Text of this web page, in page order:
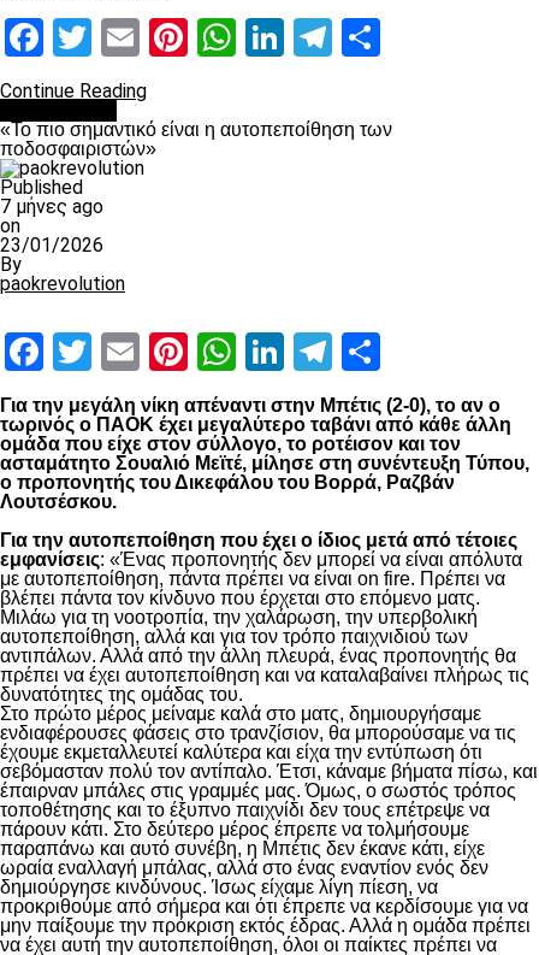
Facebook
Twitter
EmailPinterest
WhatsApp
LinkedIn
Telegram
Continue Reading
«Το πιο σημαντικό είναι η αυτοπεποίθηση των
ποδοσφαιριστών»
Published
7 μήνες ago
on
23/01/2026
By
paokrevolution
Facebook
Twitter
EmailPinterest
WhatsApp
LinkedIn
Telegram
Για την μεγάλη νίκη απέναντι στην Μπέτις (2-0), το αν ο
τωρινός ο ΠΑΟΚ έχει μεγαλύτερο ταβάνι από κάθε άλλη
ομάδα που είχε στον σύλλογο, το ροτέισον και τον
ασταμάτητο Σουαλιό Μεϊτέ, μίλησε στη συνέντευξη Τύπου,
ο προπονητής του Δικεφάλου του Βορρά, Ραζβάν
Λουτσέσκου.
Για την αυτοπεποίθηση που έχει ο ίδιος μετά από τέτοιες
εμφανίσεις: «Ένας προπονητής δεν μπορεί να είναι απόλυτα
με αυτοπεποίθηση, πάντα πρέπει να είναι on fire. Πρέπει να
βλέπει πάντα τον κίνδυνο που έρχεται στο επόμενο ματς.
Μιλάω για τη νοοτροπία, την χαλάρωση, την υπερβολική
αυτοπεποίθηση, αλλά και για τον τρόπο παιχνιδιού των
αντιπάλων. Αλλά από την άλλη πλευρά, ένας προπονητής θα
πρέπει να έχει αυτοπεποίθηση και να καταλαβαίνει πλήρως τις
δυνατότητες της ομάδας του.
Στο πρώτο μέρος μείναμε καλά στο ματς, δημιουργήσαμε
ενδιαφέρουσες φάσεις στο τρανζίσιον, θα μπορούσαμε να τις
έχουμε εκμεταλλευτεί καλύτερα και είχα την εντύπωση ότι
σεβόμασταν πολύ τον αντίπαλο. Έτσι, κάναμε βήματα πίσω, και
έπαιρναν μπάλες στις γραμμές μας. Όμως, ο σωστός τρόπος
τοποθέτησης και το έξυπνο παιχνίδι δεν τους επέτρεψε να
πάρουν κάτι. Στο δεύτερο μέρος έπρεπε να τολμήσουμε
παραπάνω και αυτό συνέβη, η Μπέτις δεν έκανε κάτι, είχε
ωραία εναλλαγή μπάλας, αλλά στο ένας εναντίον ενός δεν
δημιούργησε κινδύνους. Ίσως είχαμε λίγη πίεση, να
προκριθούμε από σήμερα και ότι έπρεπε να κερδίσουμε για να
μην παίξουμε την πρόκριση εκτός έδρας. Αλλά η ομάδα πρέπει
να έχει αυτή την αυτοπεποίθηση, όλοι οι παίκτες πρέπει να